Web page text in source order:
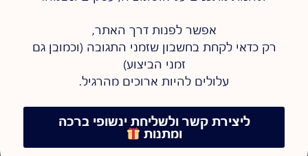
למילוי שאלון היכרות
שירותים נוספים
אפשר לפנות דרך האתר,
רק כדאי לקחת בחשבון שזמני התגובה (וכמובן גם
זמני הביצוע)
עלולים להיות ארוכים מהרגיל.
ליצירת קשר ולשליחת ינשופי ברכה
ומתנות